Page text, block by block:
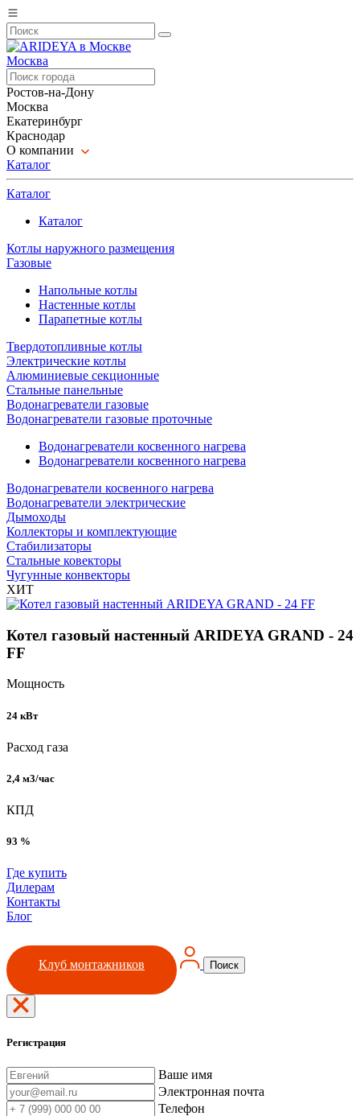
Москва
Ростов-на-Дону
Москва
Екатеринбург
Краснодар
О компании
Каталог
Каталог
Каталог
Котлы наружного размещения
Газовые
Напольные котлы
Настенные котлы
Парапетные котлы
Твердотопливные котлы
Электрические котлы
Алюминиевые секционные
Стальные панельные
Водонагреватели газовые
Водонагреватели газовые проточные
Водонагреватели косвенного нагрева
Водонагреватели косвенного нагрева
Водонагреватели косвенного нагрева
Водонагреватели электрические
Дымоходы
Коллекторы и комплектующие
Стабилизаторы
Стальные ковекторы
Чугунные конвекторы
ХИТ
Котел газовый настенный ARIDEYA GRAND - 24
FF
Мощность
24 кВт
Расход газа
2,4 м3/час
КПД
93 %
Где купить
Дилерам
Контакты
Блог
Клуб монтажников Поиск
Регистрация
Ваше имя
Электронная почта
Телефон